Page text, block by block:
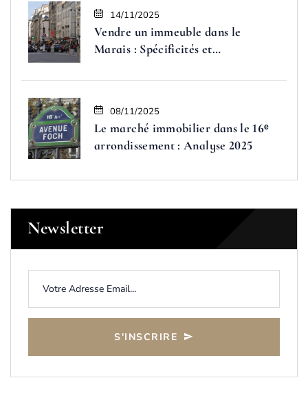
14/11/2025
Vendre un immeuble dans le
Marais : Spécificités et
08/11/2025
Le marché immobilier dans le 16ᵉ
arrondissement : Analyse 2025
Newsletter
S'INSCRIRE